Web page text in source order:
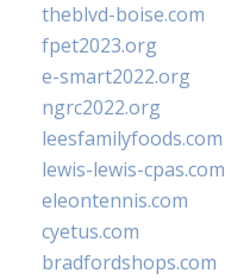
theblvd-boise.com
fpet2023.org
e-smart2022.org
ngrc2022.org
leesfamilyfoods.com
lewis-lewis-cpas.com
eleontennis.com
cyetus.com
bradfordshops.com